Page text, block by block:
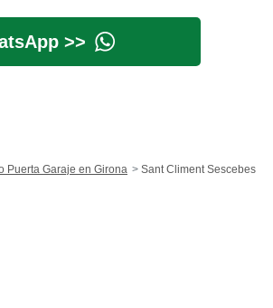
>>
Puerta Garaje en Girona Sant Climent Sescebes